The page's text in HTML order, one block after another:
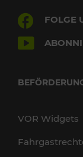
FOLGE
VOR Widgets